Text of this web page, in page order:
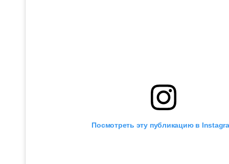
Посмотреть эту публикацию в